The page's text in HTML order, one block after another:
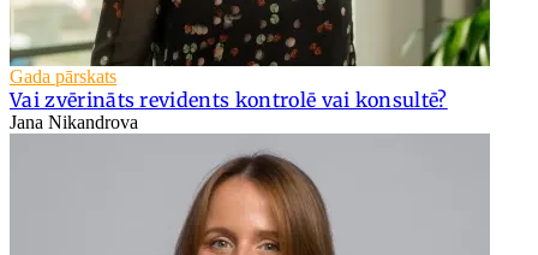
Gada pārskats
Vai zvērināts revidents kontrolē vai konsultē?
Jana Nikandrova